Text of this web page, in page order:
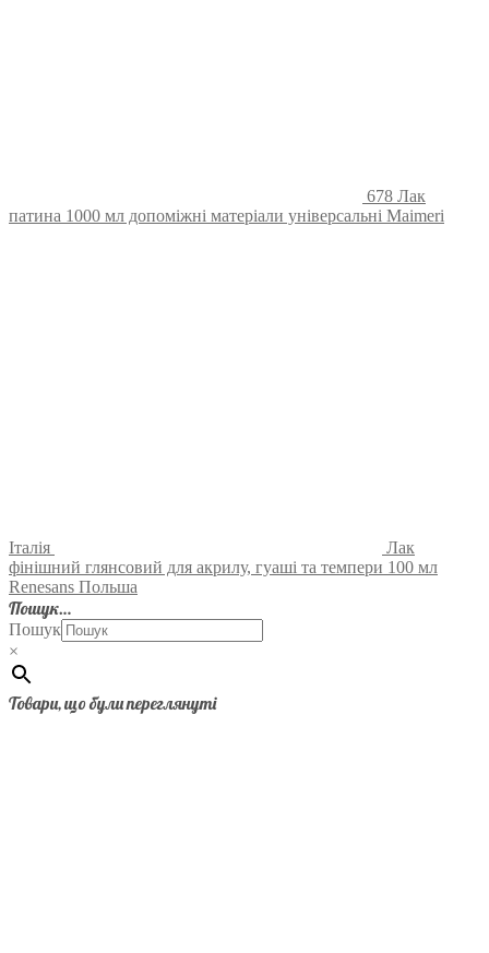
678 Лак
патина 1000 мл допоміжні матеріали універсальні Maimeri
Італія
Лак
фінішний глянсовий для акрилу, гуаші та темпери 100 мл
Renesans Польша
Пошук…
Пошук
×
Товари, що були переглянуті